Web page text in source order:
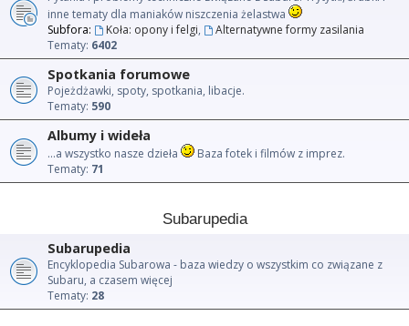
inne tematy dla maniaków niszczenia żelastwa
Subfora:
Koła: opony i felgi,
Alternatywne formy zasilania
Tematy: 6402
Spotkania forumowe
Pojeżdżawki, spoty, spotkania, libacje.
Tematy: 590
Albumy i wideła
...a wszystko nasze dzieła
Baza fotek i filmów z imprez.
Tematy: 71
Subarupedia
Subarupedia
Encyklopedia Subarowa - baza wiedzy o wszystkim co związane z
Subaru, a czasem więcej
Tematy: 28